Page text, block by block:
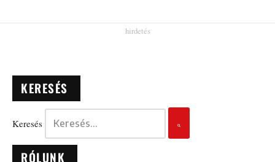
KERESÉS
Keresés
RÓLUNK